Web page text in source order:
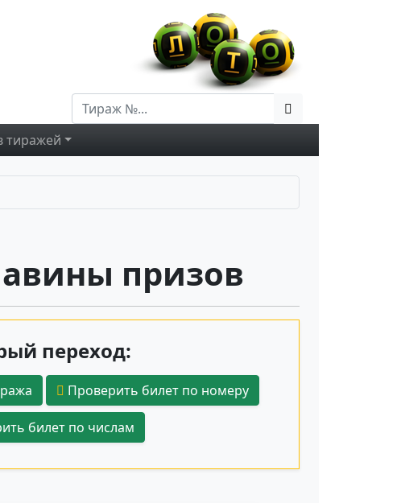
тиражей
призов
переход:
Проверить билет по номеру
билет по числам